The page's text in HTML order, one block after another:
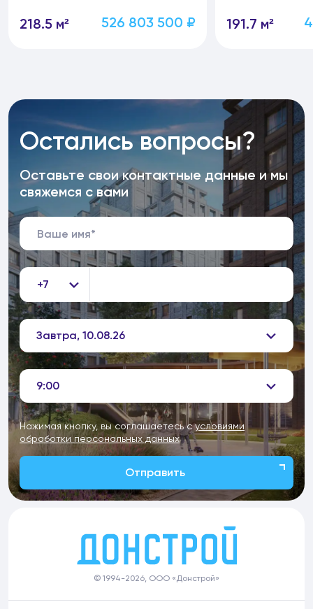
218.5 м² 526 803 500 ₽ 191.7 м²
Остались вопросы?
Оставьте свои контактные данные и мы
свяжемся с вами
+7
Завтра, 10.08.26
9:00
Нажимая кнопку, вы соглашаетесь сусловиями
обработки персональных данных
Отправить
© 1994-2026, ООО «Донстрой»